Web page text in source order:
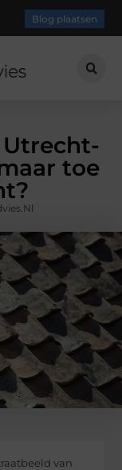
Blog plaatsen
Utrecht-
toe
van